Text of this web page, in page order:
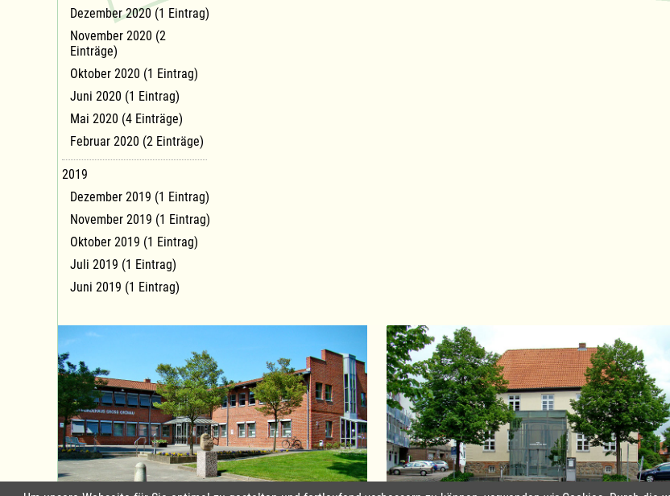
Dezember 2020 (1 Eintrag)
November 2020 (2
Einträge)
Oktober 2020 (1 Eintrag)
Juni 2020 (1 Eintrag)
Mai 2020 (4 Einträge)
Februar 2020 (2 Einträge)
2019
Dezember 2019 (1 Eintrag)
November 2019 (1 Eintrag)
Oktober 2019 (1 Eintrag)
Juli 2019 (1 Eintrag)
Juni 2019 (1 Eintrag)